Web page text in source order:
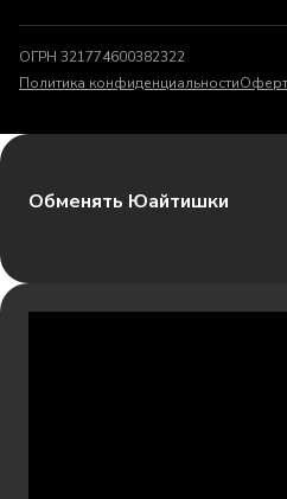
ОГРН 321774600382322
Политика конфиденциальности
Обменять Юайтишки